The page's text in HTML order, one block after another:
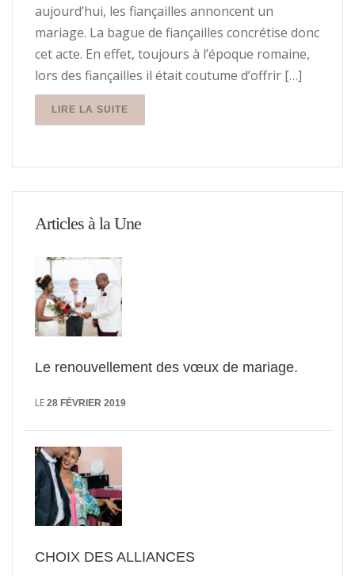
aujourd’hui, les fiançailles annoncent un
mariage. La bague de fiançailles concrétise donc
cet acte. En effet, toujours à l’époque romaine,
lors des fiançailles il était coutume d’offrir […]
LIRE LA SUITE
Articles à la Une
Le renouvellement des vœux de mariage.
LE 28 FÉVRIER 2019
CHOIX DES ALLIANCES